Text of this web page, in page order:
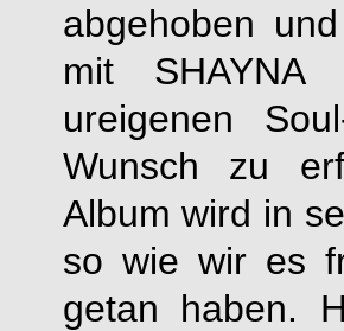
abgehoben
mit SHAYNA
ureigenen
Wunsch zu
Album wird in
so wie wir es
getan haben.